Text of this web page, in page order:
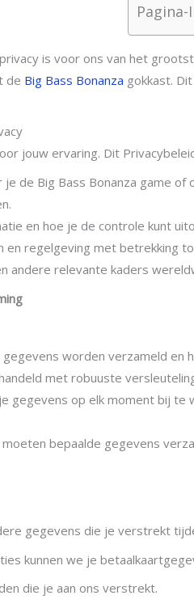
is voor ons van het
de Big Bass Bonanza gokkast.
jouw ervaring. Dit
de Big Bass Bonanza game
en hoe je de controle kunt
regelgeving met betrekking
andere relevante kaders
worden verzameld en
met robuuste
gegevens op elk moment bij te
bepaalde gegevens
gegevens die je verstrekt
kunnen we je
die je aan ons verstrekt.